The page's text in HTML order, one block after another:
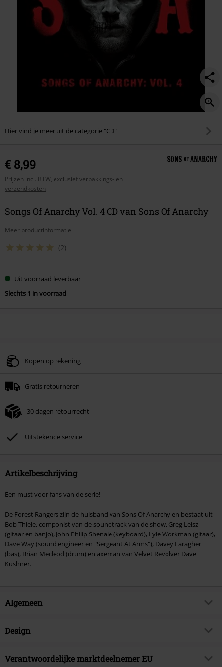
Hier vind je meer uit de categorie "CD"
€ 8,99
Prijzen incl. BTW, exclusief verpakkings- en
verzendkosten
Songs Of Anarchy Vol. 4 CD van Sons Of Anarchy
Meer productinformatie
(2)
Uit voorraad leverbaar
Slechts 1 in voorraad
Kopen op rekening
Gratis retourneren
30 dagen retourrecht
Uitstekende service
Artikelbeschrijving
Een must voor fans van de serie!
De Forest Rangers zijn de huisband van Sons Of Anarchy en bestaat uit
Bob Thiele, componist van de soundtrack van de show, Greg Leisz
(gitaar en banjo), John Philip Shenale (keyboard), Lyle Workman (gitaar),
Dave Way (sound engineer en "Sergeant At Arms"), Davey Faragher
(bas), Brian Mecleod (drum) en axeman van Velvet Revolver Dave
Kushner.
Algemeen
Artikelnr.
Muziekgenre
Soundtrack
Design
Producttype
Verantwoordelijke marktdeelnemer EU